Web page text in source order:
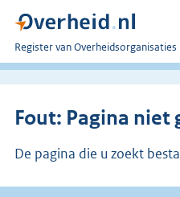
U
bent
Register van Overheidsorganisaties
Fout: Pagina niet
De pagina die u zoekt